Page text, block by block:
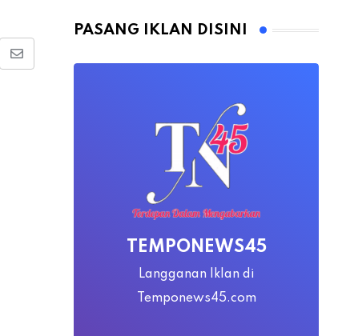
Share
PASANG IKLAN DISINI
TEMPONEWS45
Langganan Iklan di
Temponews45.com